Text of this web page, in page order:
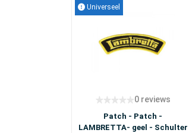
Universeel
0 reviews
Patch - Patch -
LAMBRETTA- geel - Schulter